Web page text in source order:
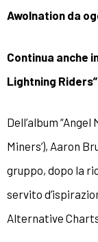
Awolnation da
Continua anche
Lightning Riders”
Dell’album
Miners’), Aaron
gruppo, dopo la
servito
Alternative